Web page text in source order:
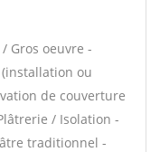
Gros oeuvre -
ou
de couverture
/ Isolation -
traditionnel -